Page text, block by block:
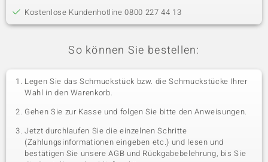
Kostenlose Kundenhotline 0800 227 44 13
So können Sie bestellen:
Legen Sie das Schmuckstück bzw. die Schmuckstücke Ihrer
Wahl in den Warenkorb.
Gehen Sie zur Kasse und folgen Sie bitte den Anweisungen.
Jetzt durchlaufen Sie die einzelnen Schritte
(Zahlungsinformationen eingeben etc.) und lesen und
bestätigen Sie unsere AGB und Rückgabebelehrung, bis Sie